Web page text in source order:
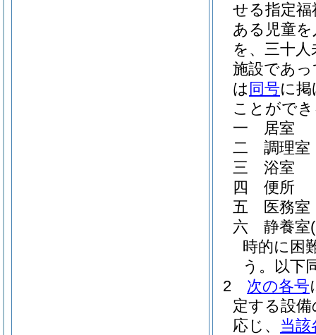
せる指定
ある児童
を、三十
施設であ
は 同号に
ことがで
一
居室
二
調理室
三
浴室
四
便所
五
医務室
六
静養室
時的に困
う。以下
2
次の各号
定する設
応じ、 当該